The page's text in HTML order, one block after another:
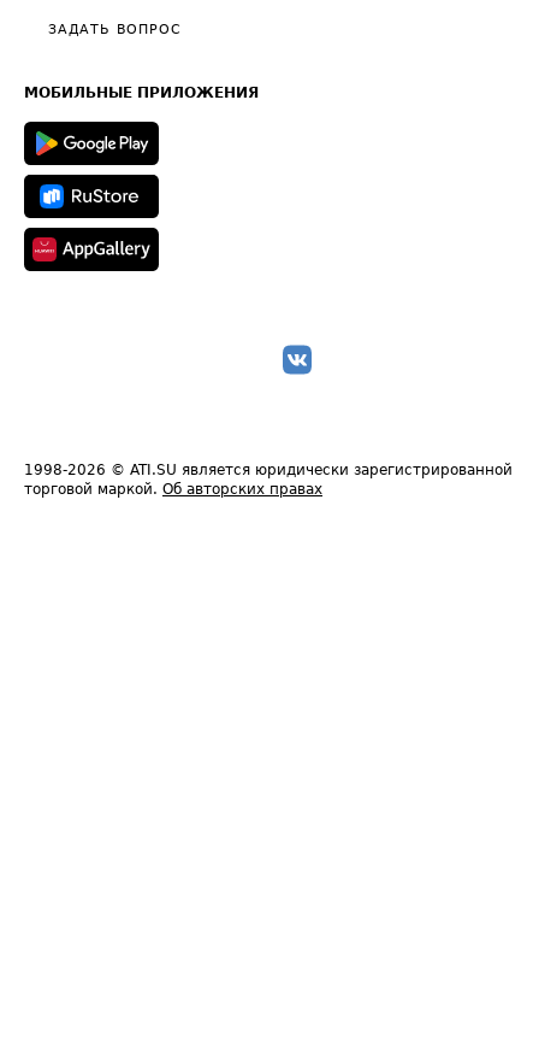
Общие положения
Полезное по перевозкам
Техническая информация
ЗАДАТЬ ВОПРОС
МОБИЛЬНЫЕ ПРИЛОЖЕНИЯ
1998-2026 © ATI.SU является юридически зарегистрированной
торговой маркой. Об авторских правах